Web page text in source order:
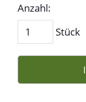
Anzahl:
Stück